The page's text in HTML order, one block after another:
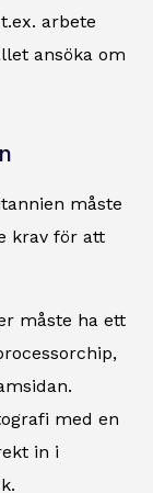
arbete
ansöka om
måste
krav för att
måste ha ett
med en
in i